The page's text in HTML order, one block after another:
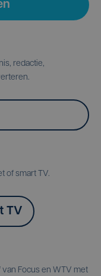
redactie,
of smart TV.
TV
Focus en WTV met